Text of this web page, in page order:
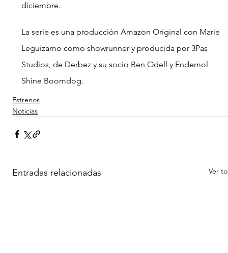
diciembre.
La serie es una producción Amazon Original con Marie
Leguizamo como showrunner y producida por 3Pas
Studios, de Derbez y su socio Ben Odell y Endemol
Shine Boomdog.
Estrenos
Noticias
Entradas relacionadas Ver